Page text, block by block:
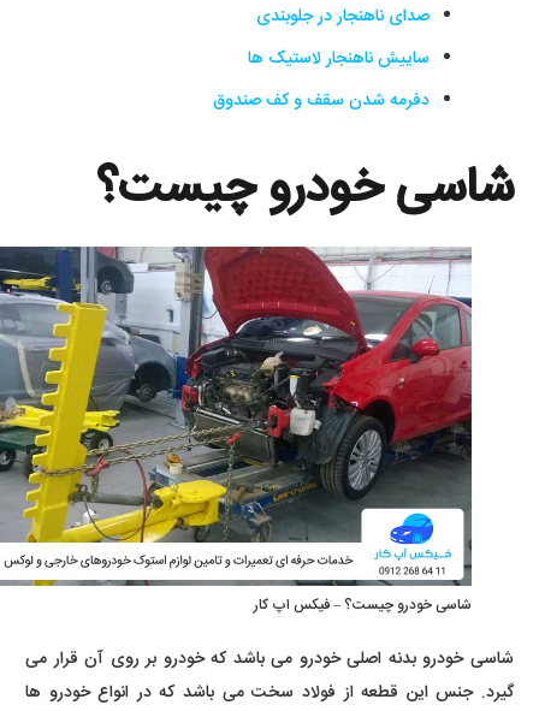
صدای ناهنجار در جلوبندی
ساییش ناهنجار لاستیک ها
دفرمه شدن سقف و کف صندوق
شاسی خودرو چیست؟
شاسی خودرو چیست؟ – فیکس اپ کار
شاسی خودرو بدنه اصلی خودرو می باشد که خودرو بر روی آن قرار می
گیرد. جنس این قطعه از فولاد سخت می باشد که در انواع خودرو ها